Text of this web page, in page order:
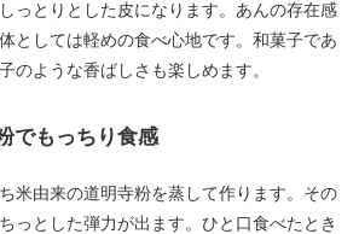
っとりとした皮になります。あんの存在感
としては軽めの食べ心地です。和菓子であ
のような香ばしさも楽しめます。
でもっちり食感
米由来の道明寺粉を蒸して作ります。その
っとした弾力が出ます。ひと口食べたとき